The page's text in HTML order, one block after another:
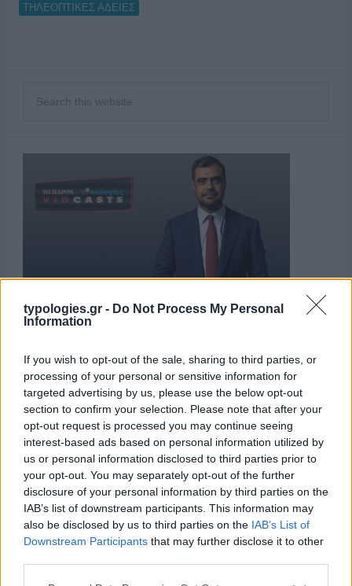
typologies.gr - Do Not Process My Personal
Information
If you wish to opt-out of the sale, sharing to third parties, or
processing of your personal or sensitive information for
targeted advertising by us, please use the below opt-out
section to confirm your selection. Please note that after your
opt-out request is processed you may continue seeing
interest-based ads based on personal information utilized by
us or personal information disclosed to third parties prior to
your opt-out. You may separately opt-out of the further
disclosure of your personal information by third parties on the
IAB’s list of downstream participants. This information may
also be disclosed by us to third parties on the IAB’s List of
Downstream Participants that may further disclose it to other
ΤΗΛΕΟΠΤΙΚΕΣ ΑΔΕΙΕΣ
ΑΙΧΜΕΣ
ΑΙΧΜΕΣ: Αποχωρήσεις και
συμφωνίες
Το Καλοκαίρι αυτό στα ΜΜΕ θυμίζει αίθουσα αφίξεων και
αναχωρήσεων αεροδρομίου. Άλλοι γνωρίζουν τον
προορισμό τους και άλλοι αλλάζουν πορεία, ενώ έχουν
ξεκινήσει για άλλου καταλήγουν σε άλλο σημείο. Η
κινητικότητα είναι συνάρτηση πολλών παραγόντων,